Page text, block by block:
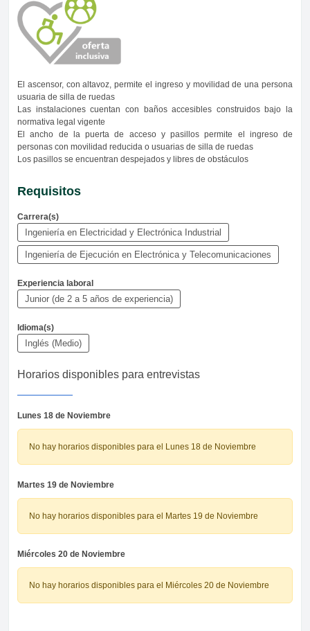
El ascensor, con altavoz, permite el ingreso y movilidad de una persona
usuaria de silla de ruedas
Las instalaciones cuentan con baños accesibles construidos bajo la
normativa legal vigente
El ancho de la puerta de acceso y pasillos permite el ingreso de
personas con movilidad reducida o usuarias de silla de ruedas
Los pasillos se encuentran despejados y libres de obstáculos
Requisitos
Carrera(s)
Ingeniería en Electricidad y Electrónica Industrial
Ingeniería de Ejecución en Electrónica y Telecomunicaciones
Experiencia laboral
Junior (de 2 a 5 años de experiencia)
Idioma(s)
Inglés (Medio)
Horarios disponibles para entrevistas
Lunes 18 de Noviembre
No hay horarios disponibles para el Lunes 18 de Noviembre
Martes 19 de Noviembre
No hay horarios disponibles para el Martes 19 de Noviembre
Miércoles 20 de Noviembre
No hay horarios disponibles para el Miércoles 20 de Noviembre